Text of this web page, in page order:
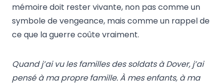
mémoire doit rester vivante, non pas comme un
symbole de vengeance, mais comme un rappel de
ce que la guerre coûte vraiment.
Quand j’ai vu les familles des soldats à Dover, j’ai
pensé à ma propre famille. À mes enfants, à ma